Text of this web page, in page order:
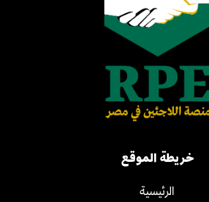
خريطة الموقع
الرئيسية